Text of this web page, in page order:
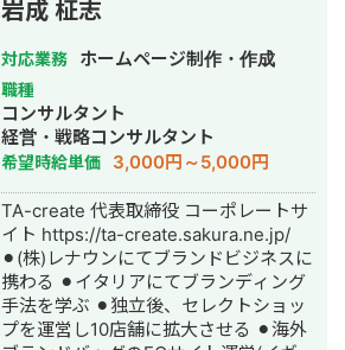
岩成 柾志
対応業務 ホームページ制作・作成
職種
コンサルタント
経営・戦略コンサルタント
希望時給単価 3,000円～5,000円
TA-create 代表取締役 コーポレートサ
イト https://ta-create.sakura.ne.jp/
⚫︎(株)レナウンにてブランドビジネスに
携わる ⚫︎イタリアにてブランディング
手法を学ぶ ⚫︎独立後、セレクトショッ
プを運営し10店舗に拡大させる ⚫︎海外